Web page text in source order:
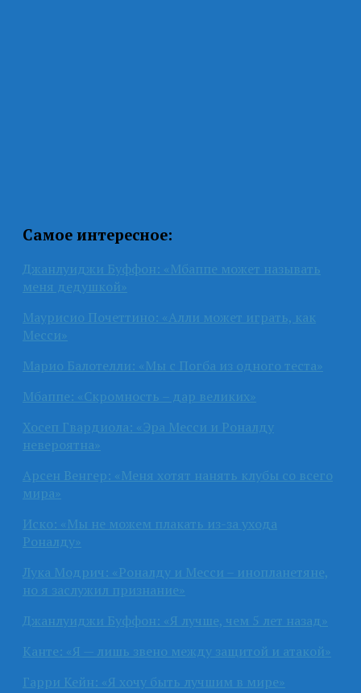
Самое интересное:
Джанлуиджи Буффон: «Мбаппе может называть
меня дедушкой»
Маурисио Почеттино: «Алли может играть, как
Месси»
Марио Балотелли: «Мы с Погба из одного теста»
Мбаппе: «Скромность – дар великих»
Хосеп Гвардиола: «Эра Месси и Роналду
невероятна»
Арсен Венгер: «Меня хотят нанять клубы со всего
мира»
Иско: «Мы не можем плакать из-за ухода
Роналду»
Лука Модрич: «Роналду и Месси – инопланетяне,
но я заслужил признание»
Джанлуиджи Буффон: «Я лучше, чем 5 лет назад»
Канте: «Я — лишь звено между защитой и атакой»
Гарри Кейн: «Я хочу быть лучшим в мире»